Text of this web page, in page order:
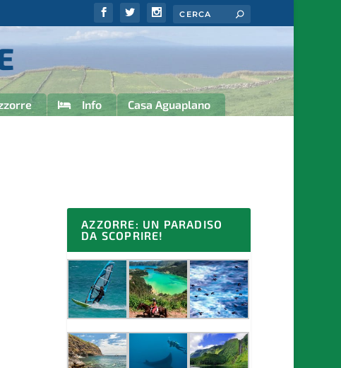
Info Casa Aguaplano
AZZORRE: UN PARADISO
DA SCOPRIRE!